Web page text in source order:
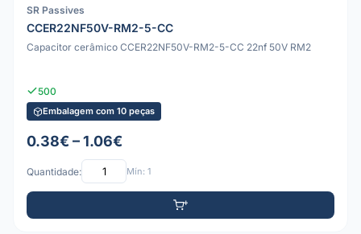
SR Passives
CCER22NF50V-RM2-5-CC
Capacitor cerâmico CCER22NF50V-RM2-5-CC 22nf 50V RM2
500
Embalagem com 10 peças
0.38€ – 1.06€
Quantidade: Mín: 1